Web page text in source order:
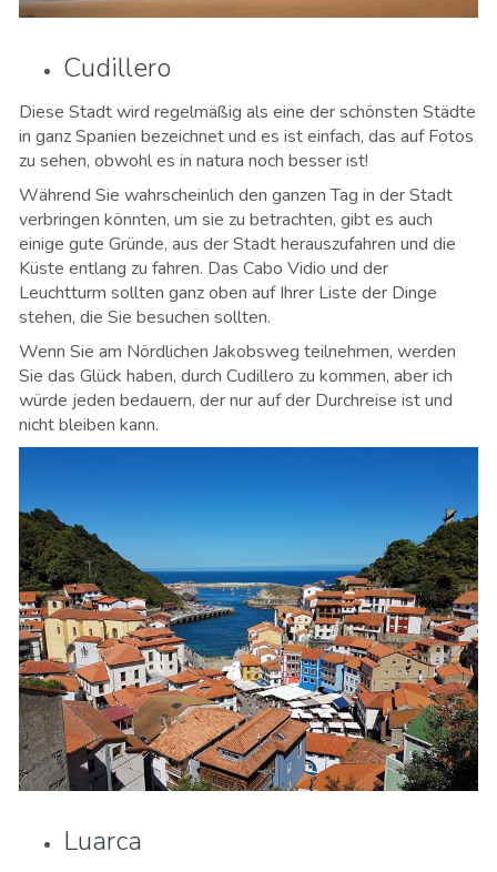
Cudillero
Diese Stadt wird regelmäßig als eine der schönsten Städte
in ganz Spanien bezeichnet und es ist einfach, das auf Fotos
zu sehen, obwohl es in natura noch besser ist!
Während Sie wahrscheinlich den ganzen Tag in der Stadt
verbringen könnten, um sie zu betrachten, gibt es auch
einige gute Gründe, aus der Stadt herauszufahren und die
Küste entlang zu fahren. Das Cabo Vidio und der
Leuchtturm sollten ganz oben auf Ihrer Liste der Dinge
stehen, die Sie besuchen sollten.
Wenn Sie am Nördlichen Jakobsweg teilnehmen, werden
Sie das Glück haben, durch Cudillero zu kommen, aber ich
würde jeden bedauern, der nur auf der Durchreise ist und
nicht bleiben kann.
Luarca